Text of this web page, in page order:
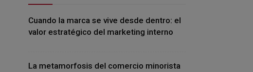
Cuando la marca se vive desde dentro: el
valor estratégico del marketing interno
La metamorfosis del comercio minorista